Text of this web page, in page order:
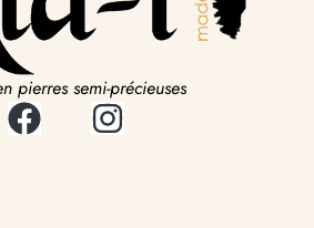
pierres semi-précieuses